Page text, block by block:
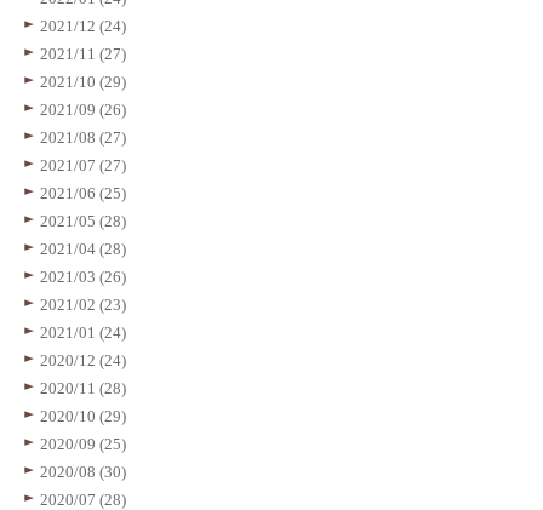
2021/12 (24)
2021/11 (27)
2021/10 (29)
2021/09 (26)
2021/08 (27)
2021/07 (27)
2021/06 (25)
2021/05 (28)
2021/04 (28)
2021/03 (26)
2021/02 (23)
2021/01 (24)
2020/12 (24)
2020/11 (28)
2020/10 (29)
2020/09 (25)
2020/08 (30)
2020/07 (28)